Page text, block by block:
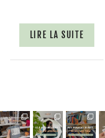
LIRE LA SUITE